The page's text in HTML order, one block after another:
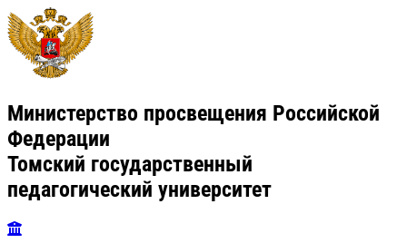
Министерство просвещения Российской
Федерации
Томский государственный
педагогический университет